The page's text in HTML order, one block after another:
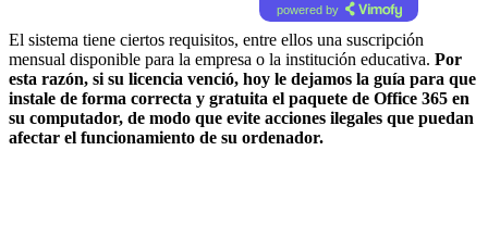
powered by
El sistema tiene ciertos requisitos, entre ellos una suscripción
mensual disponible para la empresa o la institución educativa. Por
esta razón, si su licencia venció, hoy le dejamos la guía para que
instale de forma correcta y gratuita el paquete de Office 365 en
su computador, de modo que evite acciones ilegales que puedan
afectar el funcionamiento de su ordenador.